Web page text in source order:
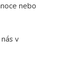
nebo
v